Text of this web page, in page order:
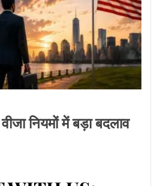
को भगवान भोलेनाथ
पूरे करेंगे और विश्वास
फल मिलेगा जानिए
मरवाहा से